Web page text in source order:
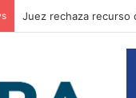
Hallan dos